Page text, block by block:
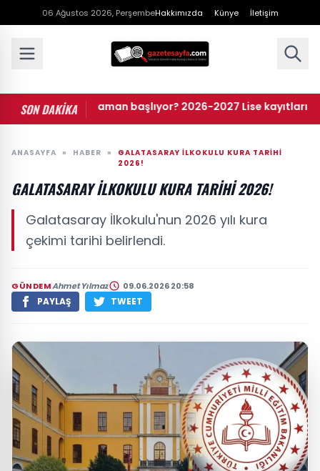
06 Ağustos 2026, PerşembeHakkımızda Künye İletişim
SON DAKİKA
kayıtları ne zaman başlıyor? 2026-2027 Lise kayıtları nasıl
ANASAYFA » HABER »
GALATASARAY İLKOKULU KURA TARIHI
2026!
GALATASARAY İLKOKULU KURA TARIHI 2026!
Galatasaray İlkokulu'nun 2026 yılı kura
çekimi tarihi belirlendi.
GÜNDEMAhmet Yılmaz 09.06.2026 20:58
PAYLAŞ TWEET